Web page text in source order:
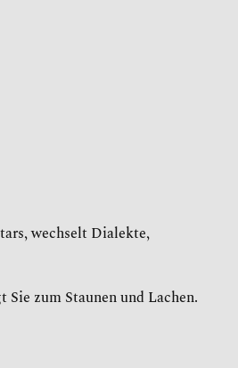
wechselt Dialekte,
zum Staunen und Lachen.